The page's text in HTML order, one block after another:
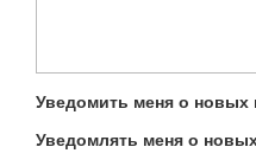
Уведомить меня о новых
Уведомлять меня о